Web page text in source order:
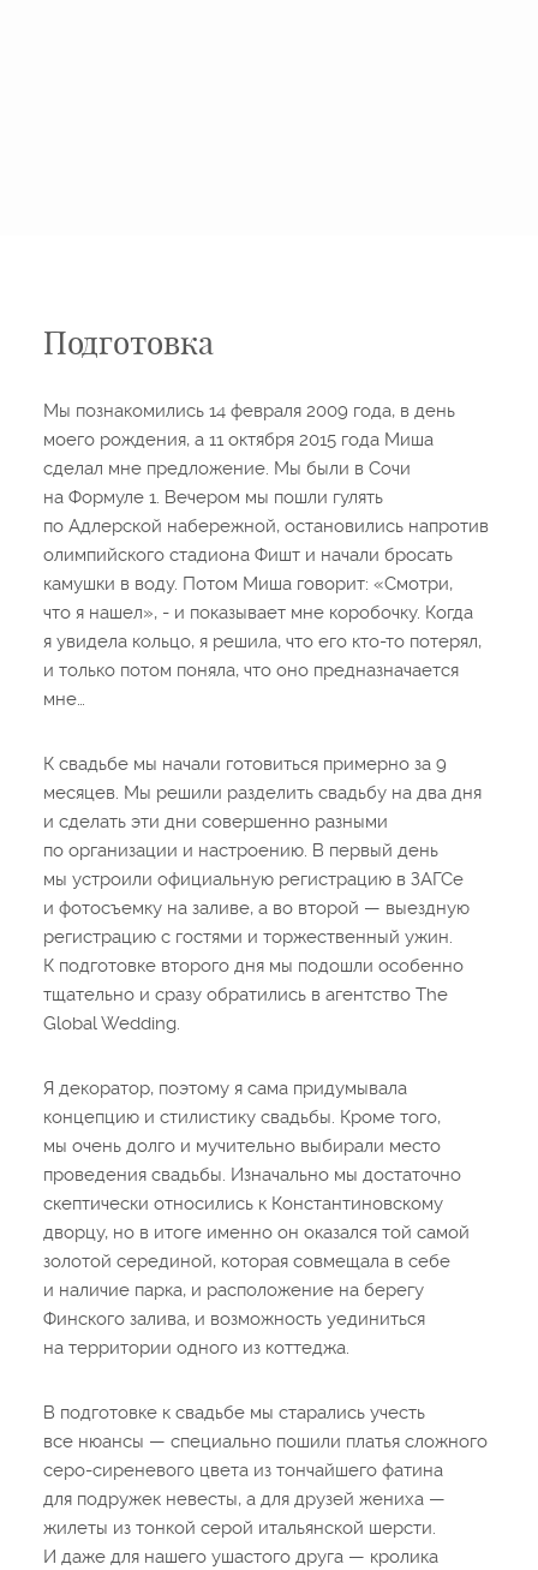
Подготовка
Мы познакомились 14 февраля 2009 года, в день
моего рождения, а 11 октября 2015 года Миша
сделал мне предложение. Мы были в Сочи
на Формуле­ 1. Вечером мы пошли гулять
по Адлерской набережной, остановились напротив
олимпийского стадиона Фишт и начали бросать
камушки в воду. Потом Миша говорит: «Смотри,
что я нашел», -­ и показывает мне коробочку. Когда
я увидела кольцо, я решила, что его кто-­то потерял,
и только потом поняла, что оно предназначается
мне…
К свадьбе мы начали готовиться примерно за 9
месяцев. Мы решили разделить свадьбу на два дня
и сделать эти дни совершенно разными
по организации и настроению. В первый день
мы устроили официальную регистрацию в ЗАГСе
и фотосъемку на заливе, а во второй — выездную
регистрацию с гостями и торжественный ужин.
К подготовке второго дня мы подошли особенно
тщательно и сразу обратились в агентство The
Global Wedding.
Я декоратор, поэтому я сама придумывала
концепцию и стилистику свадьбы. Кроме того,
мы очень долго и мучительно выбирали место
проведения свадьбы. Изначально мы достаточно
скептически относились к Константиновскому
дворцу, но в итоге именно он оказался той самой
золотой серединой, которая совмещала в себе
и наличие парка, и расположение на берегу
Финского залива, и возможность уединиться
на территории одного из коттеджа.
В подготовке к свадьбе мы старались учесть
все нюансы — специально пошили платья сложного
серо-сиреневого цвета из тончайшего фатина
для подружек невесты, а для друзей жениха —
жилеты из тонкой серой итальянской шерсти.
И даже для нашего ушастого друга — кролика